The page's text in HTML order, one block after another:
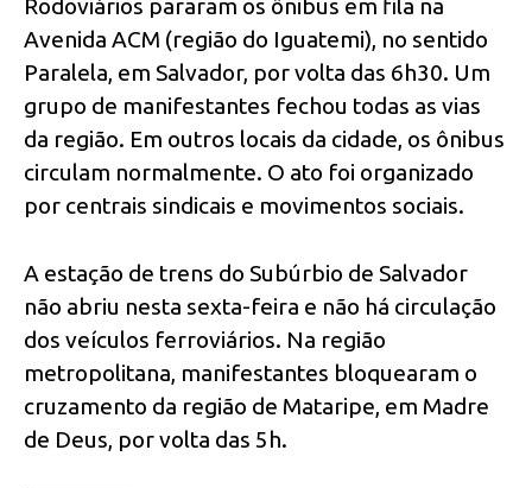
Rodoviários pararam os ônibus em fila na
Avenida ACM (região do Iguatemi), no sentido
Paralela, em Salvador, por volta das 6h30. Um
grupo de manifestantes fechou todas as vias
da região. Em outros locais da cidade, os ônibus
circulam normalmente. O ato foi organizado
por centrais sindicais e movimentos sociais.
A estação de trens do Subúrbio de Salvador
não abriu nesta sexta-feira e não há circulação
dos veículos ferroviários. Na região
metropolitana, manifestantes bloquearam o
cruzamento da região de Mataripe, em Madre
de Deus, por volta das 5h.